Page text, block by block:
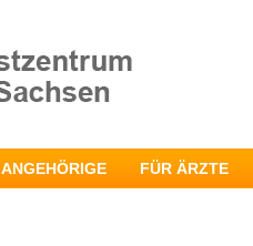
FÜR ÄRZTE